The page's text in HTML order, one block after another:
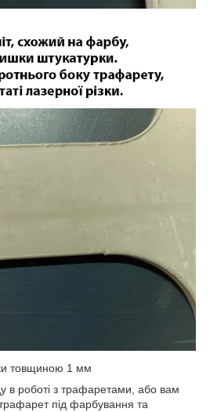
товщиною 1 мм
в роботі з трафаретами, або вам
під фарбування та